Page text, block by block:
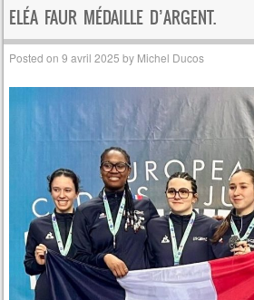
ELÉA FAUR MÉDAILLE D’ARGENT.
Posted on9 avril 2025 by Michel Ducos